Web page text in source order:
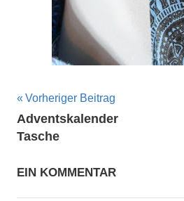
Beitragsnavigation
Vorheriger Beitrag
Adventskalender
Tasche
EIN KOMMENTAR